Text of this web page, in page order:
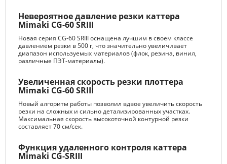
Невероятное давление резки каттера
Mimaki CG-60 SRIII
Новая серия CG-60 SRIII оснащена лучшим в своем классе
давлением резки в 500 г, что значительно увеличивает
диапазон используемых материалов (флок, резина, винил,
различные ПЭТ-материалы).
Увеличенная скорость резки плоттера
Mimaki CG-60 SRIII
Новый алгоритм работы позволил вдвое увеличить скорость
резки на сложных и сильно детализированных участках.
Максимальная скорость высокоточной контурной резки
составляет 70 см/сек.
Функция удаленного контроля каттера
Mimaki CG-SRIII